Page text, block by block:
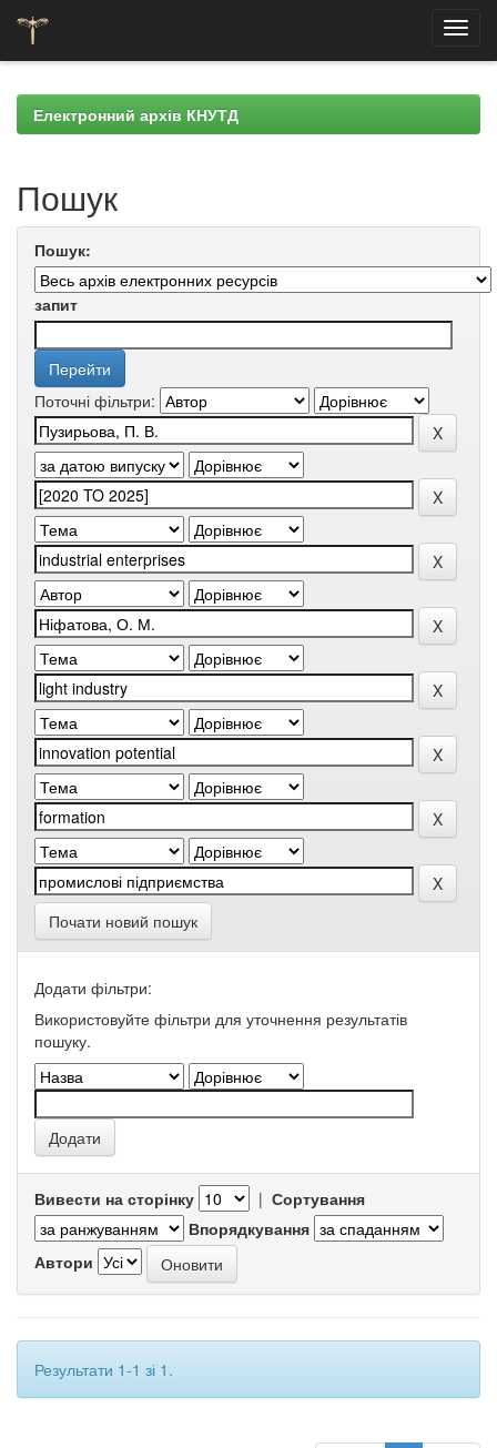
navigationЕлектронний архів КНУТД
Пошук
Пошук:
запит
Поточні фільтри:
Почати новий пошук
Додати фільтри:
Використовуйте фільтри для уточнення результатів
пошуку.
Вивести на сторінку | Сортування
Впорядкування
Автори
Результати 1-1 зі 1.